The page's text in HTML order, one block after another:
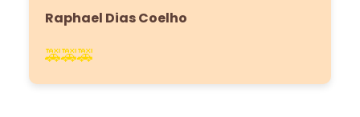
Raphael Dias Coelho
🚕🚕🚕